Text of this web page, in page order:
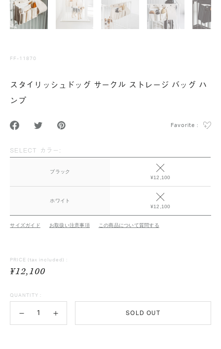
FF-11870
スタイリッシュドッグ サークル ストレージ バッグ ハ
ンプ
Favorite :
SELECT カラー:
ブラック
¥12,100
ホワイト
¥12,100
サイズガイド お取扱い注意事項 この商品について質問する
PRICE (tax included) :
¥12,100
QUANTITY :
SOLD OUT